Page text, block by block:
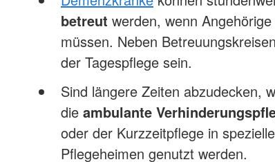
betreut werden, wenn
müssen. Neben
der Tagespflege sein.
Sind längere Zeiten abzudecken,
die ambulante
oder der Kurzzeitpflege in
Pflegeheimen genutzt werden.